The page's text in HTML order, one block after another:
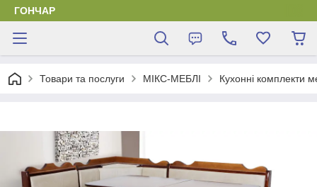
ГОНЧАР
Товари та послуги МІКС-МЕБЛІ Кухонні комплекти